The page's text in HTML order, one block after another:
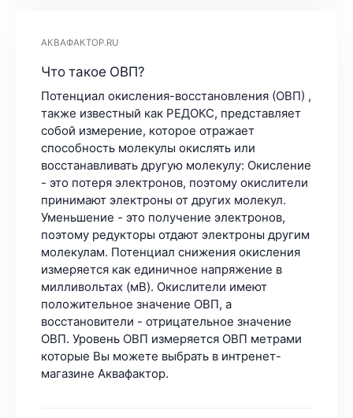
АКВАФАКТОР.RU
Что такое ОВП?
Потенциал окисления-восстановления (ОВП) ,
также известный как РЕДОКС, представляет
собой измерение, которое отражает
способность молекулы окислять или
восстанавливать другую молекулу: Окисление
- это потеря электронов, поэтому окислители
принимают электроны от других молекул.
Уменьшение - это получение электронов,
поэтому редукторы отдают электроны другим
молекулам. Потенциал снижения окисления
измеряется как единичное напряжение в
милливольтах (мВ). Окислители имеют
положительное значение ОВП, а
восстановители - отрицательное значение
ОВП. Уровень ОВП измеряется ОВП метрами
которые Вы можете выбрать в интренет-
магазине Аквафактор.